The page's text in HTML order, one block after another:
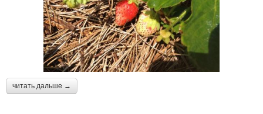
читать дальше →